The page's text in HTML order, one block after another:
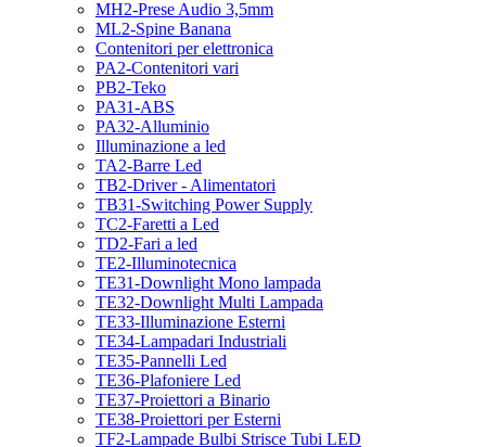
MH2-Prese Audio 3,5mm
ML2-Spine Banana
Contenitori per elettronica
PA2-Contenitori vari
PB2-Teko
PA31-ABS
PA32-Alluminio
Illuminazione a led
TA2-Barre Led
TB2-Driver - Alimentatori
TB31-Switching Power Supply
TC2-Faretti a Led
TD2-Fari a led
TE2-Illuminotecnica
TE31-Downlight Mono lampada
TE32-Downlight Multi Lampada
TE33-Illuminazione Esterni
TE34-Lampadari Industriali
TE35-Pannelli Led
TE36-Plafoniere Led
TE37-Proiettori a Binario
TE38-Proiettori per Esterni
TF2-Lampade Bulbi Strisce Tubi LED